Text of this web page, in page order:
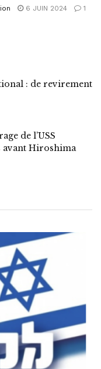
6 JUIN 2024 1
: de revirement
de l’USS
Hiroshima